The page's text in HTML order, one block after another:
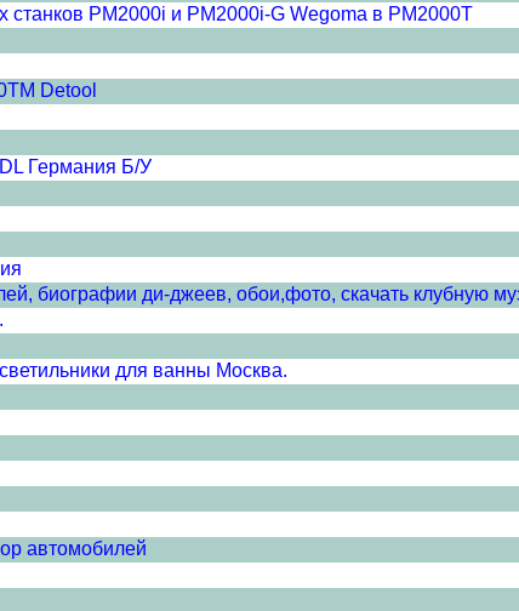
PM2000i и PM2000i-G Wegoma в PM2000T
Detool
Германия Б/У
биографии ди-джеев, обои,фото, скачать клубную
для ванны Москва.
автомобилей